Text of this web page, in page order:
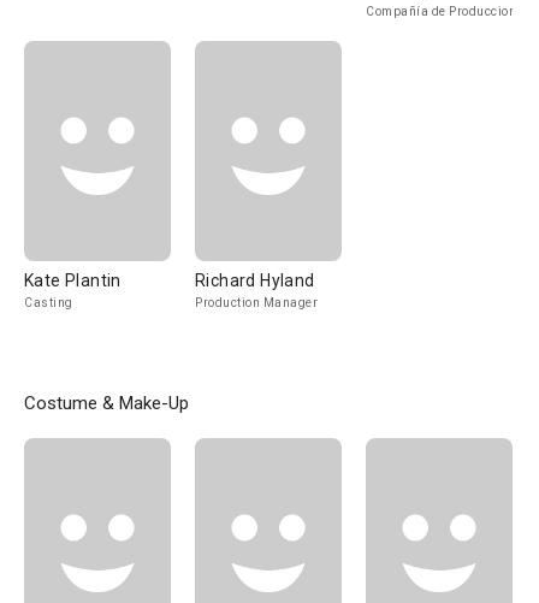
Compañía de Produccion
Kate Plantin
Casting
Richard Hyland
Production Manager
Costume & Make-Up